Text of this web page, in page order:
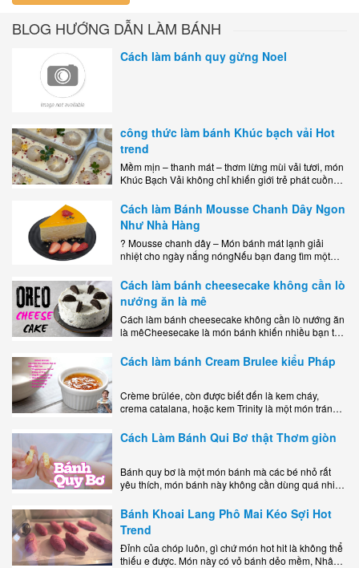
BLOG HƯỚNG DẪN LÀM BÁNH
Cách làm bánh quy gừng Noel
công thức làm bánh Khúc bạch vải Hot
trend
Mềm mịn – thanh mát – thơm lừng mùi vải tươi, món
Khúc Bạch Vải không chỉ khiến giới trẻ phát cuồng
Cách làm Bánh Mousse Chanh Dây Ngon
Như Nhà Hàng
? Mousse chanh dây – Món bánh mát lạnh giải
nhiệt cho ngày nắng nóngNếu bạn đang tìm một
dễ..
Cách làm bánh cheesecake không cần lò
nướng ăn là mê
Cách làm bánh cheesecake không cần lò nướng ăn
là mêCheesecake là món bánh khiến nhiều bạn trẻ
kem..
Cách làm bánh Cream Brulee kiểu Pháp
Crème brûlée, còn được biết đến là kem cháy,
crema catalana, hoặc kem Trinity là một món tráng
lớp..
Cách Làm Bánh Qui Bơ thật Thơm giòn
Bánh quy bơ là một món bánh mà các bé nhỏ rất
yêu thích, món bánh này không cần dùng quá nhiều
Bánh Khoai Lang Phô Mai Kéo Sợi Hot
Trend
Đỉnh của chóp luôn, gì chứ món hot hit là không thể
thiếu e được. Món này có vỏ bánh dẻo mềm, Nhân